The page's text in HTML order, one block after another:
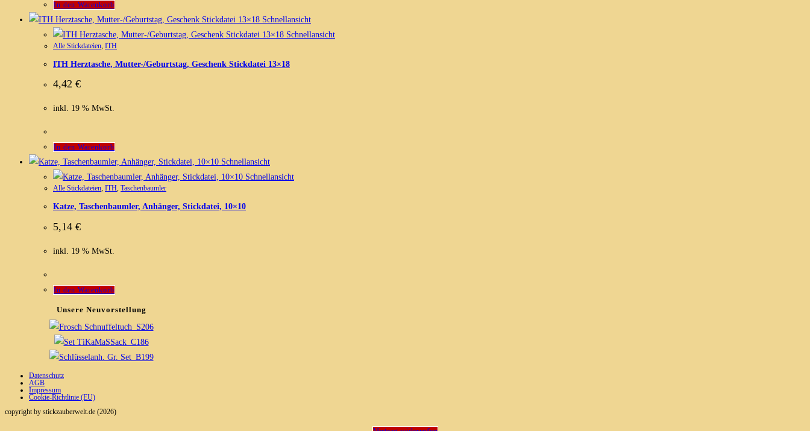
In den Warenkorb
Schnellansicht
Schnellansicht
Alle Stickdateien, ITH
ITH Herztasche, Mutter-/Geburtstag, Geschenk Stickdatei 13×18
4,42 €
inkl. 19 % MwSt.
In den Warenkorb
Schnellansicht
Schnellansicht
Alle Stickdateien, ITH, Taschenbaumler
Katze, Taschenbaumler, Anhänger, Stickdatei, 10×10
5,14 €
inkl. 19 % MwSt.
In den Warenkorb
Unsere Neuvorstellung
Datenschutz
AGB
Impressum
Cookie-Richtlinie (EU)
copyright by stickzauberwelt.de (2026)